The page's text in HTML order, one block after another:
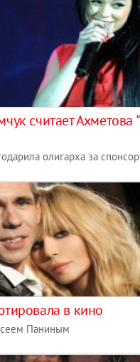
считает Ахметова
олигарха за
в кино
Паниным